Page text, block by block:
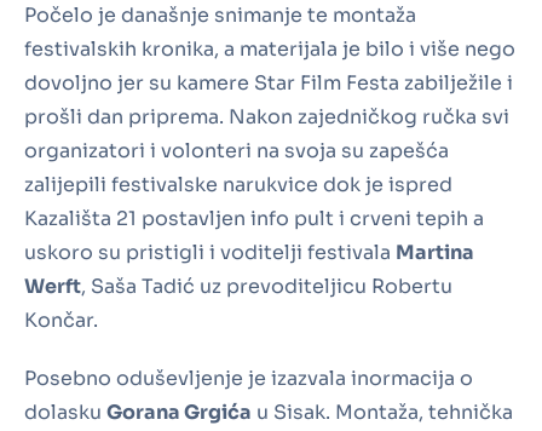
Počelo je današnje snimanje te montaža
festivalskih kronika, a materijala je bilo i više nego
dovoljno jer su kamere Star Film Festa zabilježile i
prošli dan priprema. Nakon zajedničkog ručka svi
organizatori i volonteri na svoja su zapešća
zalijepili festivalske narukvice dok je ispred
Kazališta 21 postavljen info pult i crveni tepih a
uskoro su pristigli i voditelji festivala Martina
Werft, Saša Tadić uz prevoditeljicu Robertu
Končar.
Posebno oduševljenje je izazvala inormacija o
dolasku Gorana Grgića u Sisak. Montaža, tehnička